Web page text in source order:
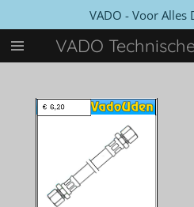
direct
naar
VADO
VADO - Voor Alles